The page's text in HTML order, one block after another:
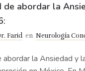
de abordar la
Farid en Neurología
abordar la Ansiedad y